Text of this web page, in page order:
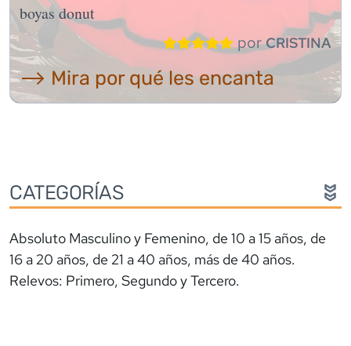
boyas donut
porCRISTINA
⟶ Mira por qué les encanta
CATEGORÍAS
Absoluto Masculino y Femenino, de 10 a 15 años, de
16 a 20 años, de 21 a 40 años, más de 40 años.
Relevos: Primero, Segundo y Tercero.